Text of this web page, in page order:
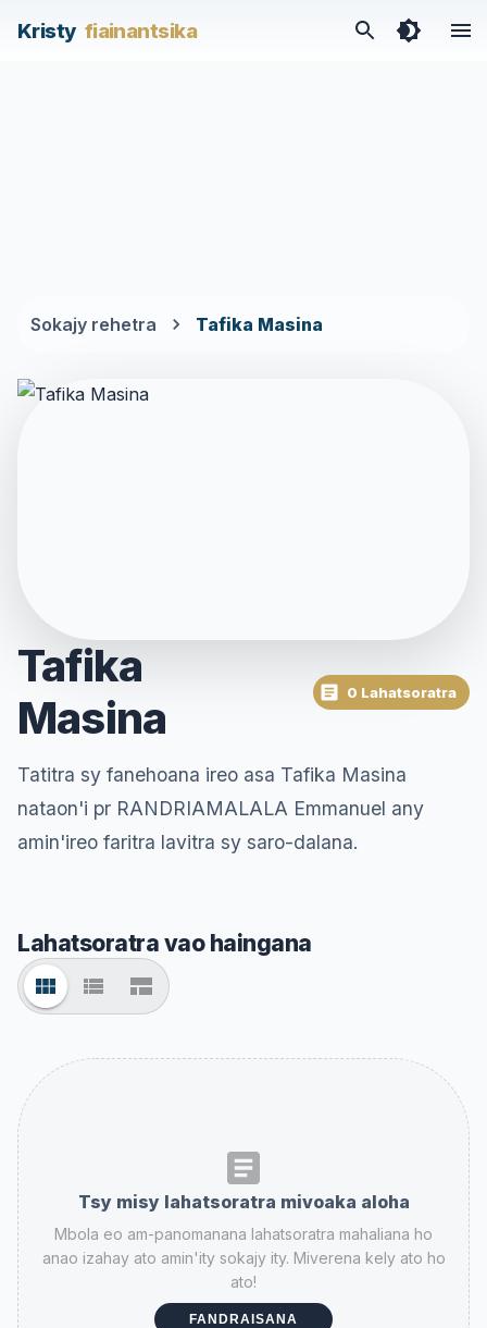
Kristy fiainantsika
Sokajy rehetra Tafika Masina
Tafika
Masina
0 Lahatsoratra
Tatitra sy fanehoana ireo asa Tafika Masina
nataon'i pr RANDRIAMALALA Emmanuel any
amin'ireo faritra lavitra sy saro-dalana.
Lahatsoratra vao haingana
Tsy misy lahatsoratra mivoaka aloha
Mbola eo am-panomanana lahatsoratra mahaliana ho
anao izahay ato amin'ity sokajy ity. Miverena kely ato ho
ato!
FANDRAISANA